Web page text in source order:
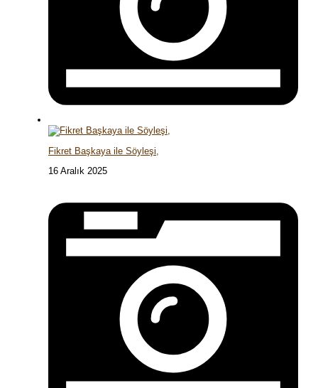
Fikret Başkaya ile Söyleşi,
16 Aralık 2025